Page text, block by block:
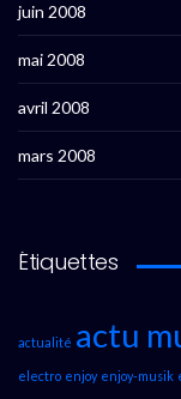
juin 2008
mai 2008
avril 2008
mars 2008
Étiquettes
actualité actu
electro enjoy enjoy-musik